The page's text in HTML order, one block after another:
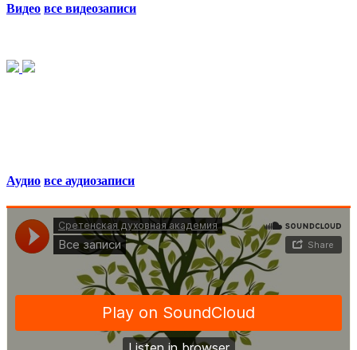
Видео все видеозаписи
Аудио все аудиозаписи